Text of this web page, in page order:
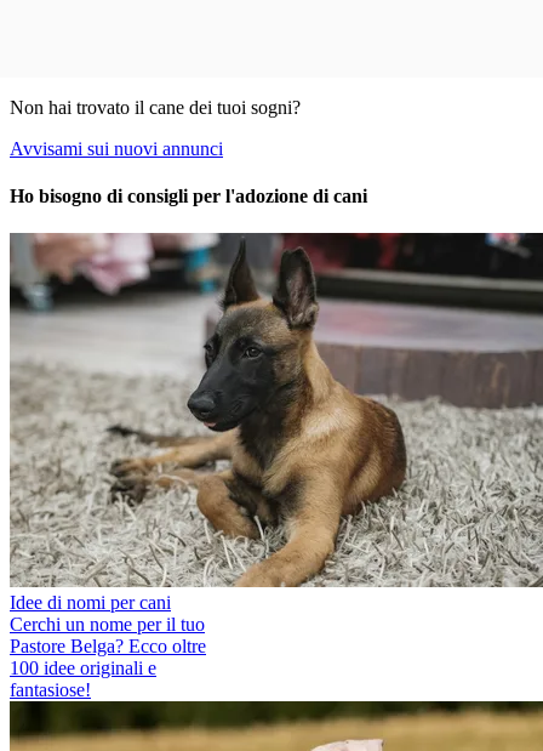
Non hai trovato il cane dei tuoi sogni?
Avvisami sui nuovi annunci
Ho bisogno di consigli per l'adozione di cani
Idee di nomi per cani
Cerchi un nome per il tuo
Pastore Belga? Ecco oltre
100 idee originali e
fantasiose!